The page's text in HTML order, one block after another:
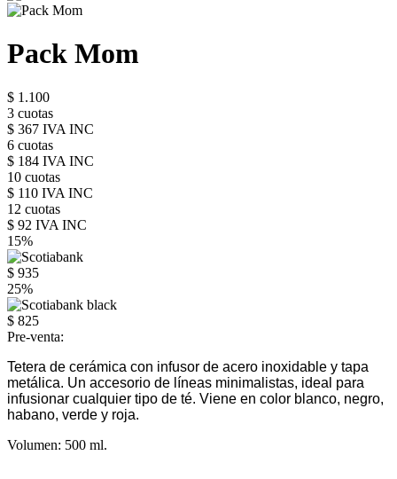
Pack Mom
$ 1.100
3 cuotas
$ 367 IVA INC
6 cuotas
$ 184 IVA INC
10 cuotas
$ 110 IVA INC
12 cuotas
$ 92 IVA INC
15%
$ 935
25%
$ 825
Pre-venta:
Tetera de cerámica con infusor de acero inoxidable y tapa
metálica. Un accesorio de líneas minimalistas, ideal para
infusionar cualquier tipo de té. Viene en color blanco, negro,
habano, verde y roja.
Volumen: 500 ml.